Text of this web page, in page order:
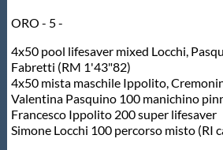
Archivio News
Flash News
Galleria fotografica
ORO - 5 -
4x50 pool lifesaver mixed Locchi,
Fabretti (RM 1'43"82)
4x50 mista maschile Ippolito,
Valentina Pasquino 100 manichino
Francesco Ippolito 200 super lifesaver
Simone Locchi 100 percorso misto (RI